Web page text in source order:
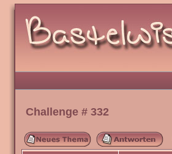
Challenge # 332